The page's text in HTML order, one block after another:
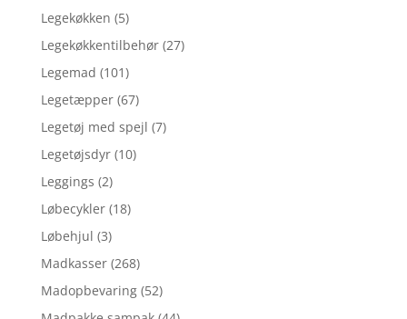
Legekøkken (5)
Legekøkkentilbehør (27)
Legemad (101)
Legetæpper (67)
Legetøj med spejl (7)
Legetøjsdyr (10)
Leggings (2)
Løbecykler (18)
Løbehjul (3)
Madkasser (268)
Madopbevaring (52)